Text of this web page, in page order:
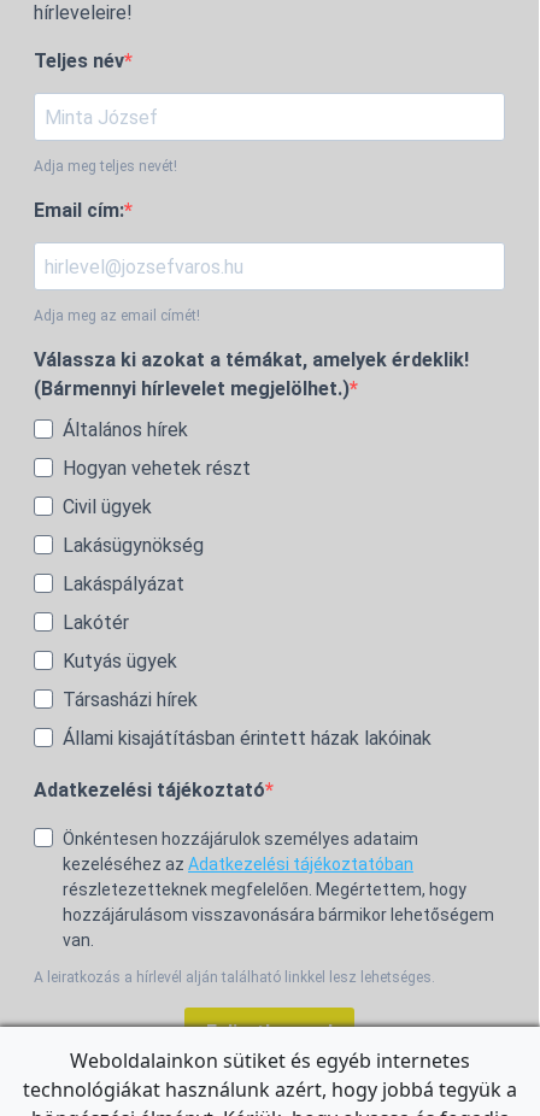
hírleveleire!
Teljes név
Adja meg teljes nevét!
Email cím:
Adja meg az email címét!
Válassza ki azokat a témákat, amelyek érdeklik!
(Bármennyi hírlevelet megjelölhet.)
Általános hírek
Hogyan vehetek részt
Civil ügyek
Lakásügynökség
Lakáspályázat
Lakótér
Kutyás ügyek
Társasházi hírek
Állami kisajátításban érintett házak lakóinak
Adatkezelési tájékoztató
Önkéntesen hozzájárulok személyes adataim
kezeléséhez az Adatkezelési tájékoztatóban
részletezetteknek megfelelően. Megértettem, hogy
hozzájárulásom visszavonására bármikor lehetőségem
van.
A leiratkozás a hírlevél alján található linkkel lesz lehetséges.
Feliratkozom!
Weboldalainkon sütiket és egyéb internetes
technológiákat használunk azért, hogy jobbá tegyük a